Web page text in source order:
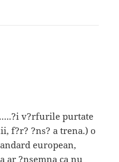
…..?i v?rfurile purtate
f?r? ?ns? a trena.) o
european,
ar ?nsemna ca nu